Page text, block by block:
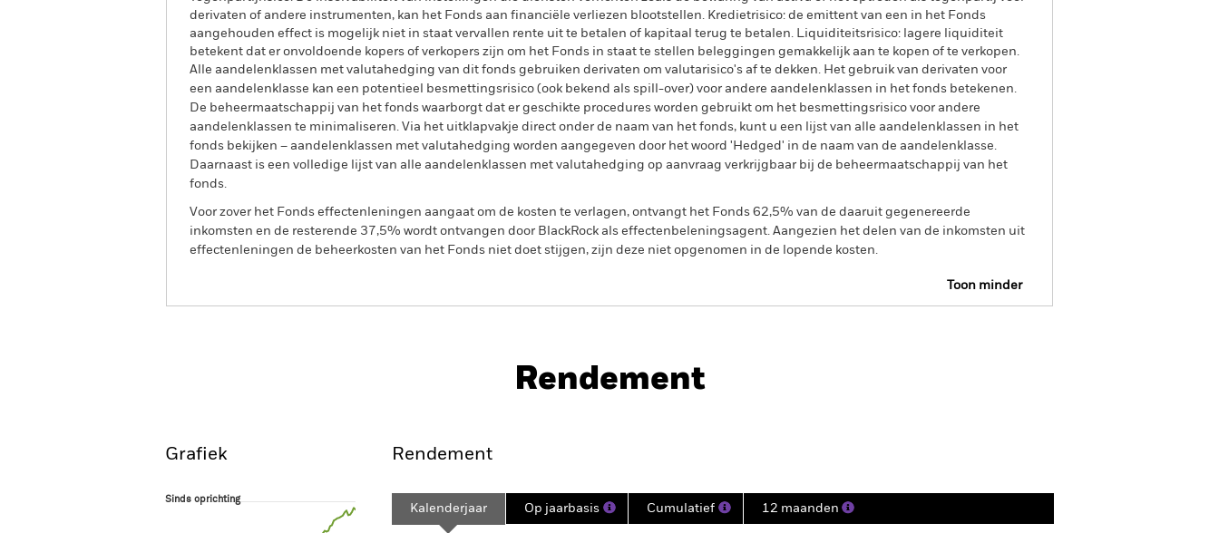
derivaten of andere instrumenten, kan het Fonds aan financiële verliezen blootstellen. Kredietrisico: de emittent van een in het Fonds
aangehouden effect is mogelijk niet in staat vervallen rente uit te betalen of kapitaal terug te betalen. Liquiditeitsrisico: lagere liquiditeit
betekent dat er onvoldoende kopers of verkopers zijn om het Fonds in staat te stellen beleggingen gemakkelijk aan te kopen of te verkopen.
Alle aandelenklassen met valutahedging van dit fonds gebruiken derivaten om valutarisico's af te dekken. Het gebruik van derivaten voor
een aandelenklasse kan een potentieel besmettingsrisico (ook bekend als spill-over) voor andere aandelenklassen in het fonds betekenen.
De beheermaatschappij van het fonds waarborgt dat er geschikte procedures worden gebruikt om het besmettingsrisico voor andere
aandelenklassen te minimaliseren. Via het uitklapvakje direct onder de naam van het fonds, kunt u een lijst van alle aandelenklassen in het
fonds bekijken – aandelenklassen met valutahedging worden aangegeven door het woord 'Hedged' in de naam van de aandelenklasse.
Daarnaast is een volledige lijst van alle aandelenklassen met valutahedging op aanvraag verkrijgbaar bij de beheermaatschappij van het
fonds.
Voor zover het Fonds effectenleningen aangaat om de kosten te verlagen, ontvangt het Fonds 62,5% van de daaruit gegenereerde
inkomsten en de resterende 37,5% wordt ontvangen door BlackRock als effectenbeleningsagent. Aangezien het delen van de inkomsten uit
effectenleningen de beheerkosten van het Fonds niet doet stijgen, zijn deze niet opgenomen in de lopende kosten.
Toon minder
Historische NIW
Rendement
Grafiek
Sinds oprichting
The chart has 1 X axis displaying Time. Range: 2019-05-01 00:00:00 to 2026-07-31 00:00:00.
Sinds oprichting
Rendement
Kalenderjaar Op jaarbasis Cumulatief 12 maanden